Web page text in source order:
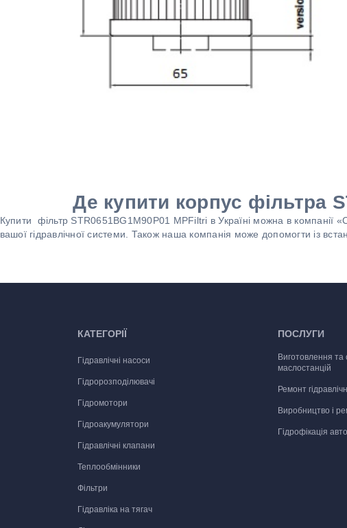
Де купити корпус фільтра
Купити фільтр STR0651BG1M90P01 MPFiltri в Україні можна в компанії
вашої гідравлічної системи. Також наша компанія може допомогти із
КАТЕГОРІЇ
Гідравлічні насоси
Гідророзподілювачі
Гідромотори
Гідроакумулятори
Гідравлічні клапани
Теплообмінники
Фільтри
Гідравліка на тягач
ПОСЛУГИ
Виготовлення та
маслостанцій
Ремонт
Виробництво і
Гідрофікація